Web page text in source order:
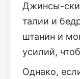
Джинсы-
талии и
штанин и
усилий,
Однако,